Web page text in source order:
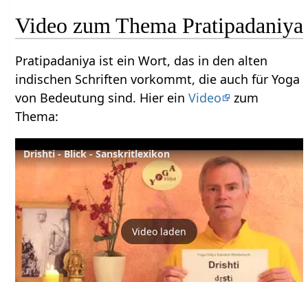
Video zum Thema Pratipadaniya
Pratipadaniya ist ein Wort, das in den alten
indischen Schriften vorkommt, die auch für Yoga
von Bedeutung sind. Hier einVideo
zum
Thema:
Drishti - Blick - Sanskritlexikon
Video laden